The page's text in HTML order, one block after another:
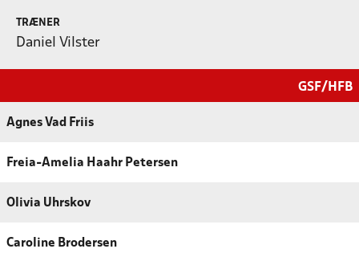
TRÆNER
Daniel Vilster
GSF/HFB
Agnes Vad Friis
Freia-Amelia Haahr Petersen
Olivia Uhrskov
Caroline Brodersen